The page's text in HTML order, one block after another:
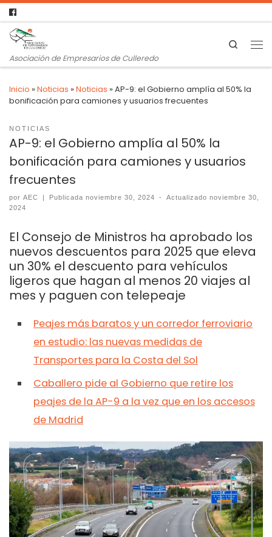
Asociación de Empresarios de Culleredo
Search
Inicio »Noticias »Noticias »AP-9: el Gobierno amplía al 50% la
bonificación para camiones y usuarios frecuentes
NOTICIAS
AP-9: el Gobierno amplía al 50% la
bonificación para camiones y usuarios
frecuentes
por AEC | Publicadanoviembre 30, 2024 - Actualizadonoviembre 30,
2024
El Consejo de Ministros ha aprobado los
nuevos descuentos para 2025 que eleva
un 30% el descuento para vehículos
ligeros que hagan al menos 20 viajes al
mes y paguen con telepeaje
Peajes más baratos y un corredor ferroviario
en estudio: las nuevas medidas de
Transportes para la Costa del Sol
Caballero pide al Gobierno que retire los
peajes de la AP-9 a la vez que en los accesos
de Madrid